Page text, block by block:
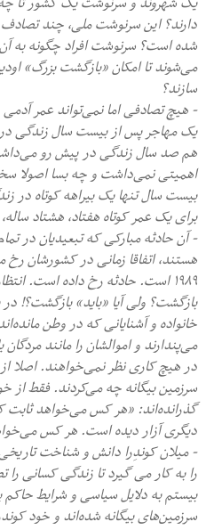
دارند؟ این سرنوشت ملی، چند
شده است؟ سرنوشت افراد چگونه به
می‌شوند تا امکان «بازگشت بزرگ»
سازند؟
- هیچ تصادفی اما نمی‌تواند عمر
یک مهاجر پس از بیست سال زندگی
هم صد سال زندگی در پیش رو
اهمیتی نمی‌داشت و چه بسا اصولا
بیست سال تنها یک بیراهه کوتاه در
برای یک عمر کوتاه هفتاد، هشتاد
- آن حادثه مبارکی که تبعیدیان در
هستند، اتفاقا زمانی در کشورشان
۱۹۸۹ است. حادثه رخ داده است.
بازگشت؟ ولی آیا «باید»
خانواده و آشنایانی که در وطن
می‌پندارند و اموالشان را مانند
در هیچ کاری نظر نمی‌خواهند. اصلا
سرزمین بیگانه چه می‌کردند. فقط از
گذرانده‌اند: «هر کس می‌خواهد
دیگری آزار دیده است. هر کس
- میلان کوندِرا دانش و شناخت
را به کار می گیرد تا زندگی کسانی
بیستم به دلایل سیاسی و شرایط
سرزمین‌های بیگانه شده‌اند و خود